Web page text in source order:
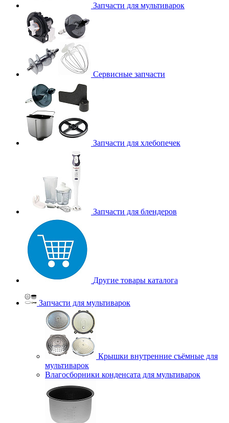
Запчасти для мультиварок
Сервисные запчасти
Запчасти для хлебопечек
Запчасти для блендеров
Другие товары каталога
Запчасти для мультиварок
Крышки внутренние съёмные для
мультиварок
Влагосборники конденсата для мультиварок